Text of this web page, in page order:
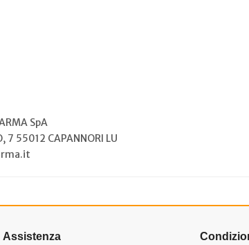
SpA
7 55012 CAPANNORI LU
Assistenza